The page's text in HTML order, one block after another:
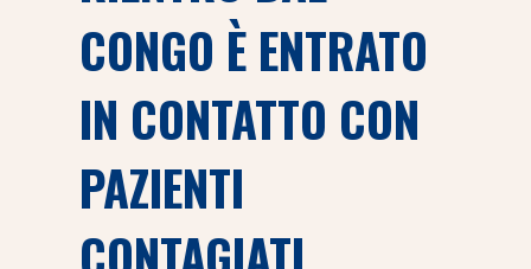
CONGO È ENTRATO
IN CONTATTO CON
PAZIENTI